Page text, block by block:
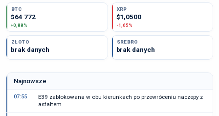
BTC
$64 772
+0,88%
XRP
$1,0500
-1,65%
ZŁOTO
brak danych
SREBRO
brak danych
Najnowsze
07:55
E39 zablokowana w obu kierunkach po przewróceniu naczepy z
asfaltem